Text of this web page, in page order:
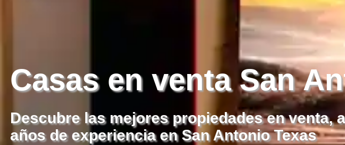
Casas en venta San
Descubre las mejores propiedades en venta,
años de experiencia en San Antonio Texas